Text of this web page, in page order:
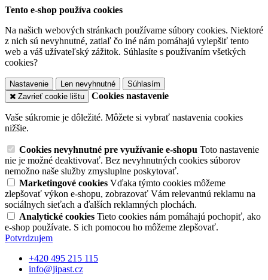
Tento e-shop používa cookies
Na našich webových stránkach používame súbory cookies. Niektoré
z nich sú nevyhnutné, zatiaľ čo iné nám pomáhajú vylepšiť tento
web a váš užívateľský zážitok. Súhlasíte s používaním všetkých
cookies?
Nastavenie Len nevyhnutné
Súhlasím
Zavrieť cookie lištu
Cookies nastavenie
Vaše súkromie je dôležité. Môžete si vybrať nastavenia cookies
nižšie.
Cookies nevyhnutné pre využívanie e-shopu Toto nastavenie
nie je možné deaktivovať. Bez nevyhnutných cookies súborov
nemožno naše služby zmysluplne poskytovať.
Marketingové cookies Vďaka týmto cookies môžeme
zlepšovať výkon e-shopu, zobrazovať Vám relevantnú reklamu na
sociálnych sieťach a ďalších reklamných plochách.
Analytické cookies Tieto cookies nám pomáhajú pochopiť, ako
e-shop používate. S ich pomocou ho môžeme zlepšovať.
Potvrdzujem
+420 495 215 115
info@jipast.cz